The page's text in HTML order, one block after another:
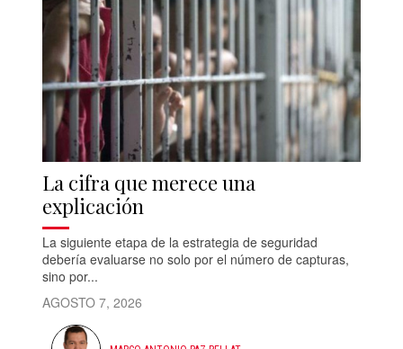
La cifra que merece una
explicación
La siguiente etapa de la estrategia de seguridad
debería evaluarse no solo por el número de capturas,
sino por...
AGOSTO 7, 2026